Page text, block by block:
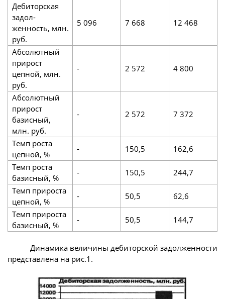
Дебиторская
задол­
женность, млн.
руб.
5 096 7 668 12 468
Абсолютный
при­рост
цепной, млн.
руб.
- 2 572 4 800
Абсолютный
при­рост
базисный,
млн. руб.
- 2 572 7 372
Темп роста
цепной, %
- 150,5
162,6
Темп роста
базис­ный, %
- 150,5
244,7
Темп прироста
цепной, %
- 50,5
62,6
Темп прироста
базисный, %
- 50,5 144,7
Динамика величины дебиторской задолженности
представлена на рис.1.